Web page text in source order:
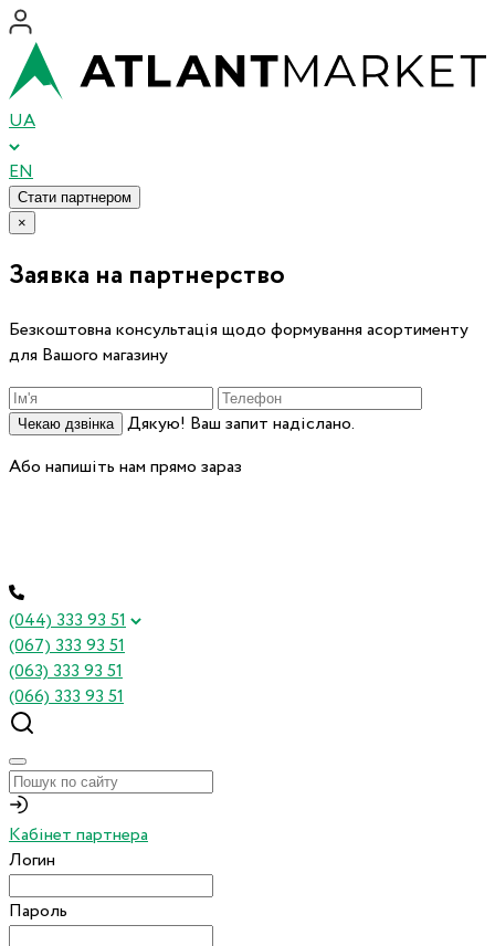
UA
EN
Стати партнером
×
Заявка на партнерство
Безкоштовна консультація щодо формування асортименту
для Вашого магазину
Чекаю дзвінка
Дякую! Ваш запит надіслано.
Або напишіть нам прямо зараз
(044) 333 93 51
(067) 333 93 51
(063) 333 93 51
(066) 333 93 51
Кабінет партнера
Логин
Пароль